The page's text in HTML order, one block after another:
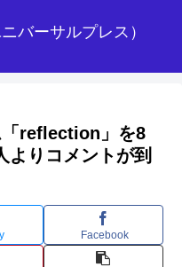
バーサルプレス）
reflection」を8
よりコメントが到
Facebook